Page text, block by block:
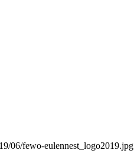
06/fewo-eulennest_logo2019.jpg